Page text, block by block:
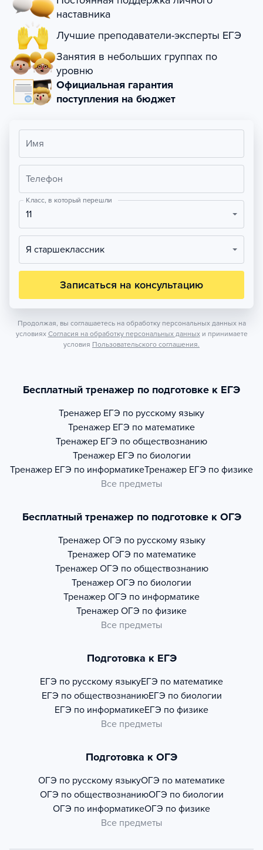
наставника
Лучшие преподаватели-эксперты ЕГЭ
Занятия в небольших группах по
уровню
Официальная гарантия
поступления на бюджет
Имя
Телефон
Класс, в который перешли
11
Я старшеклассник
Записаться на консультацию
Продолжая, вы соглашаетесь на обработку персональных данных на
условиях Согласия на обработку персональных данных и принимаете
условия Пользовательского соглашения.
Бесплатный тренажер по подготовке к ЕГЭ
Тренажер ЕГЭ по русскому языку
Тренажер ЕГЭ по математике
Тренажер ЕГЭ по обществознанию
Тренажер ЕГЭ по биологии
Тренажер ЕГЭ по информатикеТренажер ЕГЭ по физике
Все предметы
Бесплатный тренажер по подготовке к ОГЭ
Тренажер ОГЭ по русскому языку
Тренажер ОГЭ по математике
Тренажер ОГЭ по обществознанию
Тренажер ОГЭ по биологии
Тренажер ОГЭ по информатике
Тренажер ОГЭ по физике
Все предметы
Подготовка к ЕГЭ
ЕГЭ по русскому языкуЕГЭ по математике
ЕГЭ по обществознаниюЕГЭ по биологии
ЕГЭ по информатикеЕГЭ по физике
Все предметы
Подготовка к ОГЭ
ОГЭ по русскому языкуОГЭ по математике
ОГЭ по обществознаниюОГЭ по биологии
ОГЭ по информатикеОГЭ по физике
Все предметы